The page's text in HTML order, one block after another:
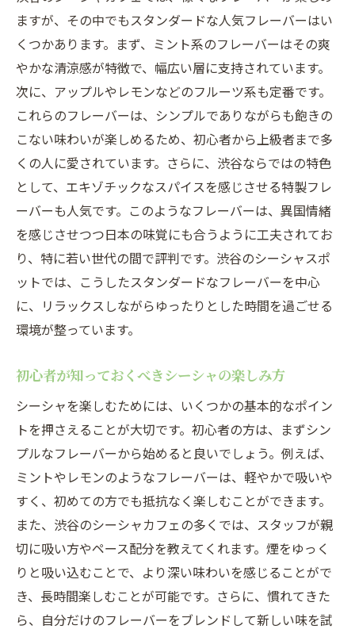
ますが、その中でもスタンダードな人気フレーバーはい
くつかあります。まず、ミント系のフレーバーはその爽
やかな清涼感が特徴で、幅広い層に支持されています。
次に、アップルやレモンなどのフルーツ系も定番です。
これらのフレーバーは、シンプルでありながらも飽きの
こない味わいが楽しめるため、初心者から上級者まで多
くの人に愛されています。さらに、渋谷ならではの特色
として、エキゾチックなスパイスを感じさせる特製フレ
ーバーも人気です。このようなフレーバーは、異国情緒
を感じさせつつ日本の味覚にも合うように工夫されてお
り、特に若い世代の間で評判です。渋谷のシーシャスポ
ットでは、こうしたスタンダードなフレーバーを中心
に、リラックスしながらゆったりとした時間を過ごせる
環境が整っています。
初心者が知っておくべきシーシャの楽しみ方
シーシャを楽しむためには、いくつかの基本的なポイン
トを押さえることが大切です。初心者の方は、まずシン
プルなフレーバーから始めると良いでしょう。例えば、
ミントやレモンのようなフレーバーは、軽やかで吸いや
すく、初めての方でも抵抗なく楽しむことができます。
また、渋谷のシーシャカフェの多くでは、スタッフが親
切に吸い方やペース配分を教えてくれます。煙をゆっく
りと吸い込むことで、より深い味わいを感じることがで
き、長時間楽しむことが可能です。さらに、慣れてきた
ら、自分だけのフレーバーをブレンドして新しい味を試